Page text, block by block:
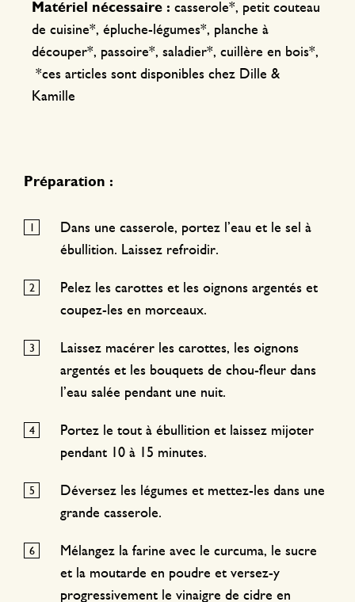
Matériel nécessaire : casserole*, petit couteau
de cuisine*, épluche-légumes*, planche à
découper*, passoire*, saladier*, cuillère en bois*,
*ces articles sont disponibles chez Dille &
Kamille
Préparation :
Dans une casserole, portez l’eau et le sel à
ébullition. Laissez refroidir.
Pelez les carottes et les oignons argentés et
coupez-les en morceaux.
Laissez macérer les carottes, les oignons
argentés et les bouquets de chou-fleur dans
l’eau salée pendant une nuit.
Portez le tout à ébullition et laissez mijoter
pendant 10 à 15 minutes.
Déversez les légumes et mettez-les dans une
grande casserole.
Mélangez la farine avec le curcuma, le sucre
et la moutarde en poudre et versez-y
progressivement le vinaigre de cidre en